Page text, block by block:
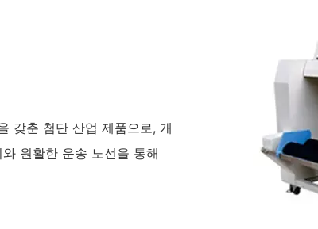
갖춘 첨단 산업 제품으로, 개
원활한 운송 노선을 통해